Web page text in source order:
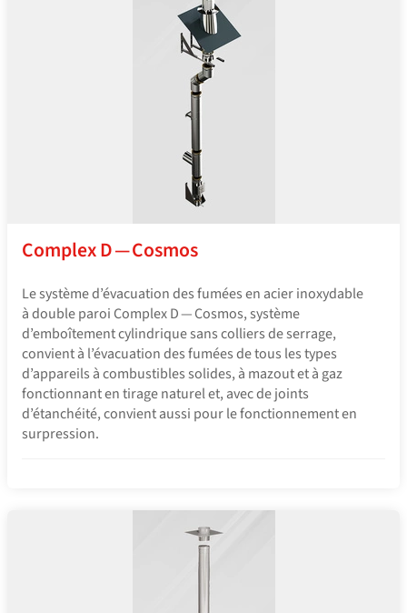
Complex D — Cosmos
Le système d’évacuation des fumées en acier inoxydable
à double paroi Complex D — Cosmos, système
d’emboîtement cylindrique sans colliers de serrage,
convient à l’évacuation des fumées de tous les types
d’appareils à combustibles solides, à mazout et à gaz
fonctionnant en tirage naturel et, avec de joints
d’étanchéité, convient aussi pour le fonctionnement en
surpression.